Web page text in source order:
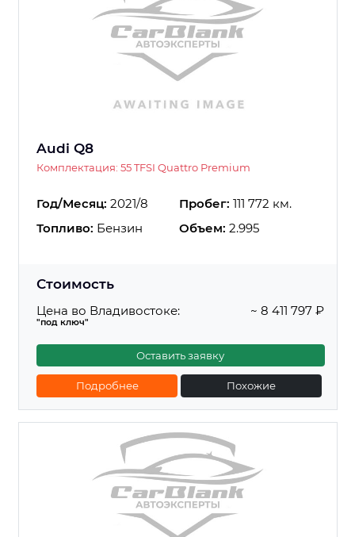
Audi Q8
Комплектация: 55 TFSI Quattro Premium
Год/Месяц: 2021/8 Пробег: 111 772 км.
Топливо: Бензин Объем: 2.995
Стоимость
Цена во Владивостоке:
"под ключ"
~ 8 411 797 ₽
Оставить заявку
Подробнее Похожие